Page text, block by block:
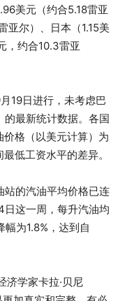
美元（约合5.18雷亚
亚尔）、日本（1.15美
，约合10.3雷亚
19日进行，未考虑巴
最新统计数据。各国
格（以美元计算）为
低工资水平的差异。
站的汽油平均价格已连
这一周，每升汽油均
为1.8%，达到自
济学家卡拉·贝尼